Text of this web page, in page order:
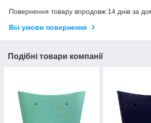
Повернення товару впродовж 14 днів за
Всі умови повернення
Подібні товари компанії